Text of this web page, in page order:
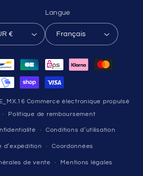
France | EUR €
Langue
Français
Commerce électronique propulsé
Politique de remboursement
Conditions d’utilisation
d’expédition Coordonnées
de vente Mentions légales